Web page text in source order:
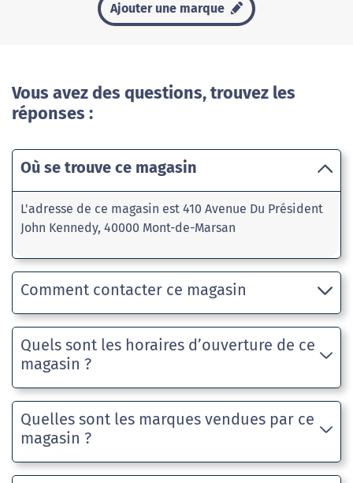
Ajouter une marque
Vous avez des questions, trouvez les
réponses :
Où se trouve ce magasin
L'adresse de ce magasin est 410 Avenue Du Président
John Kennedy, 40000 Mont-de-Marsan
Comment contacter ce magasin
Quels sont les horaires d’ouverture de ce
magasin ?
Quelles sont les marques vendues par ce
magasin ?